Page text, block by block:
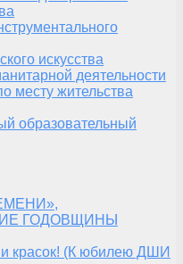
искусства
деятельности
месту жительства
образовательный
ГОДОВЩИНЫ
и красок! (К юбилею ДШИ